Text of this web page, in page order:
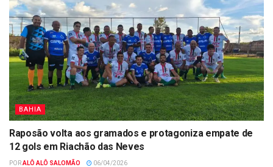
BAHIA
Raposão volta aos gramados e protagoniza empate de
12 gols em Riachão das Neves
PORALÔ ALÔ SALOMÃO 06/04/2026